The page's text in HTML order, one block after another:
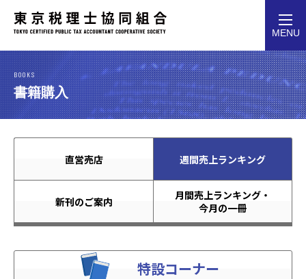
MENU
BOOKS
書籍購入
直営売店 週間売上ランキング
新刊のご案内
月間売上ランキング・
今月の一冊
特設コーナー